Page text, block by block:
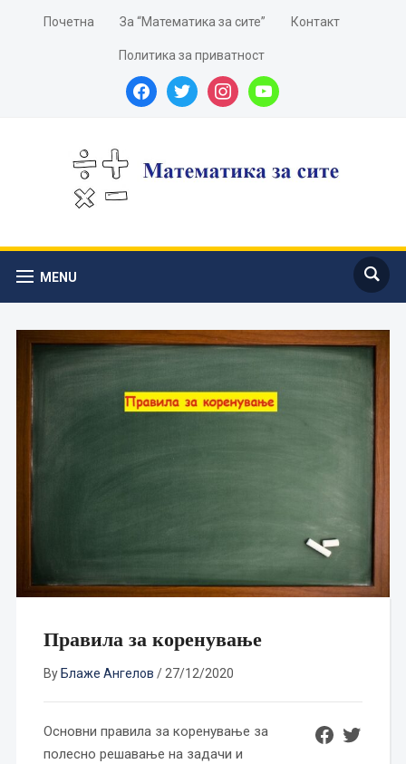
Почетна За “Математика за сите” Контакт
Политика за приватност
facebooktwitter instagramyoutube
MENU
Правила за коренување
By Блаже Ангелов /27/12/2020
Share onShare on
Основни правила за коренување за
полесно решавање на задачи и